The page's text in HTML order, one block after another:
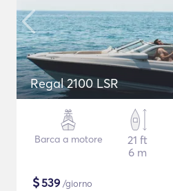
Regal 2100 LSR
Barca a motore
21 ft
6 m
$539 /giorno